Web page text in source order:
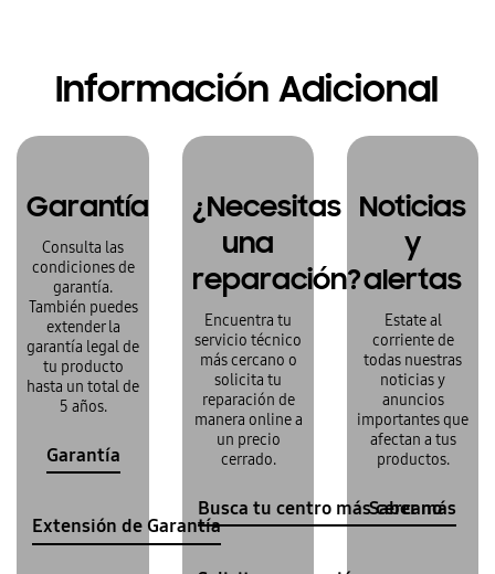
Información Adicional
Garantía
Consulta las
condiciones de
garantía.
También puedes
extender la
garantía legal de
tu producto
hasta un total de
5 años.
Garantía
Extensión de Garantía
¿Necesitas
una
reparación?
Encuentra tu
servicio técnico
más cercano o
solicita tu
reparación de
manera online a
un precio
cerrado.
Busca tu centro más cercano
Noticias
y
alertas
Estate al
corriente de
todas nuestras
noticias y
anuncios
importantes que
afectan a tus
productos.
Saber más